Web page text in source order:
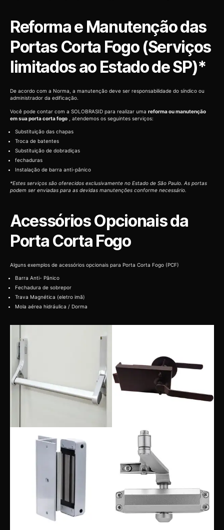
Reforma e Manutenção das
Portas Corta Fogo (Serviços
limitados ao Estado de SP)*
De acordo com a Norma, a manutenção deve ser responsabilidade do síndico ou
administrador da edificação.
Você pode contar com a SOLOBRASID para realizar uma reforma ou manutenção
em sua porta corta fogo , atendemos os seguintes serviços:
Substituição das chapas
Troca de batentes
Substituição de dobradiças
fechaduras
Instalação de barra anti-pânico
*Estes serviços são oferecidos exclusivamente no Estado de São Paulo. As portas
podem ser enviadas para as devidas manutenções conforme necessário.
Acessórios Opcionais da
Porta Corta Fogo
Alguns exemplos de acessórios opcionais para Porta Corta Fogo (PCF)
Barra Anti- Pânico
Fechadura de sobrepor
Trava Magnética (eletro imã)
Mola aérea hidráulica / Dorma